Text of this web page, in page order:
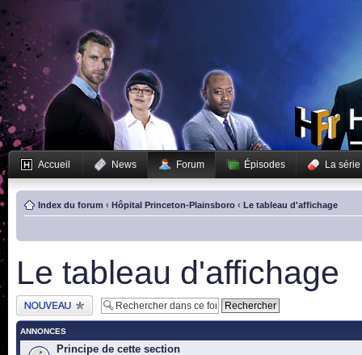
Accueil News Forum Épisodes La série
Index du forum ‹ Hôpital Princeton-Plainsboro ‹ Le tableau d'affichage
Le tableau d'affichage
Publier un nouveau
sujet
ANNONCES
Principe de cette section